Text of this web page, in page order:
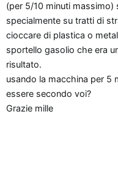
e
(per 5/10 minuti massimo)
specialmente su tratti di
cioccare di plastica o
sportello gasolio che era
risultato.
usando la macchina per 5
essere secondo voi?
Grazie mille